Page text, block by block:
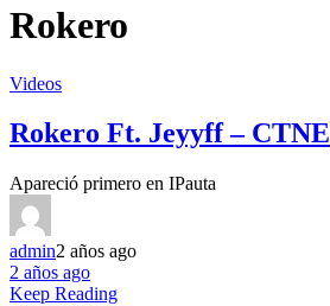
Rokero
Videos
Rokero Ft. Jeyyff – CTNE
Apareció primero en IPauta
admin2 años ago
2 años ago
Keep Reading